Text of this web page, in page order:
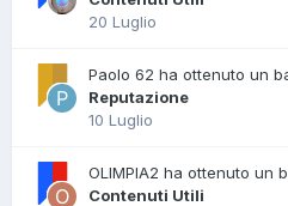
20 Luglio
Paolo 62 ha ottenuto un
Reputazione
10 Luglio
OLIMPIA2 ha ottenuto un
Contenuti Utili